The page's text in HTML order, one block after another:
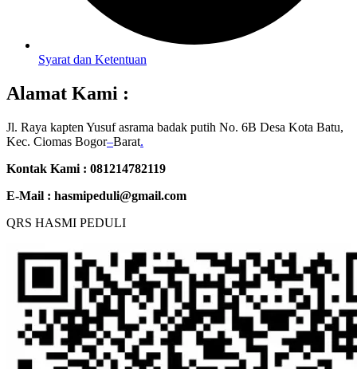
Syarat dan Ketentuan
Alamat Kami :
Jl. Raya kapten Yusuf asrama badak putih No. 6B Desa Kota Batu,
Kec. Ciomas Bogor–Barat.
Kontak Kami : 081214782119
E-Mail : hasmipeduli@gmail.com
QRS HASMI PEDULI